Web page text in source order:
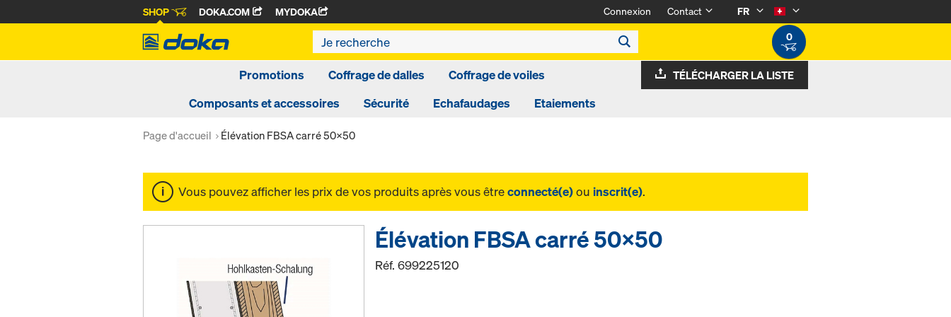
SHOP DOKA.COM MYDOKA Connexion Contact
FR
0
Promotions Coffrage de dalles
Coffrage de voiles
Composants et accessoires
Sécurité Echafaudages Etaiements
TÉLÉCHARGER LA LISTE
Page d'accueil Élévation FBSA carré 50x50
Vous pouvez afficher les prix de vos produits après vous êtreconnecté(e)ou inscrit(e).
Élévation FBSA carré 50x50
Réf.699225120